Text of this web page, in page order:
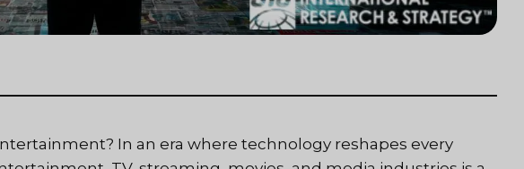
In an era where technology reshapes every